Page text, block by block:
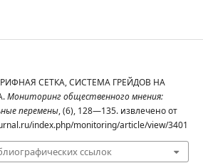
СЕТКА, СИСТЕМА ГРЕЙДОВ НА
Мониторинг общественного мнения:
перемены, (6), 128—135. извлечено от
index.php/monitoring/article/view/3401
ссылок